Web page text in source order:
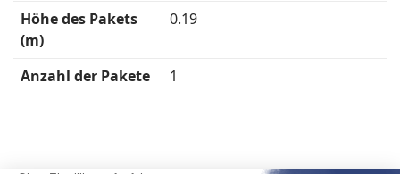
Höhe des Pakets
(m)
0.19
Anzahl der Pakete 1